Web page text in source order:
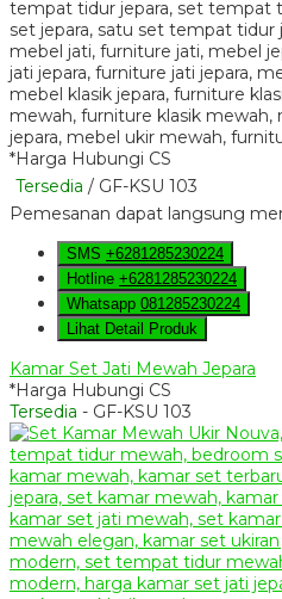
*Harga Hubungi CS
Tersedia / GF-KSU 103
Pemesanan dapat langsung
SMS +6281285230224
Hotline +6281285230224
Whatsapp 081285230224
Lihat Detail Produk
Kamar Set Jati Mewah Jepara
*Harga Hubungi CS
Tersedia - GF-KSU 103